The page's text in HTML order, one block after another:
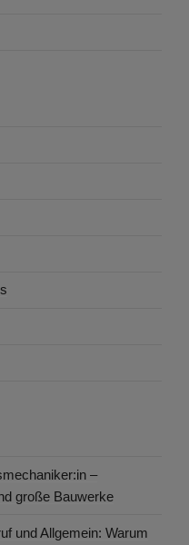
–
große Bauwerke
und Allgemein: Warum